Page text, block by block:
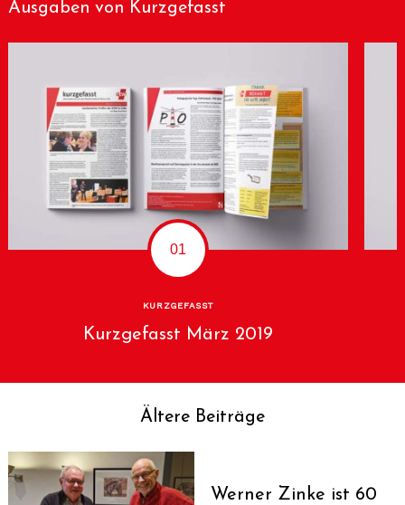
Ausgaben von Kurzgefasst
KURZGEFASST
Kurzgefasst März 2019
Ältere Beiträge
Werner Zinke ist 60